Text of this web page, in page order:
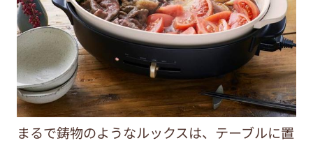
まるで鋳物のようなルックスは、テーブルに置